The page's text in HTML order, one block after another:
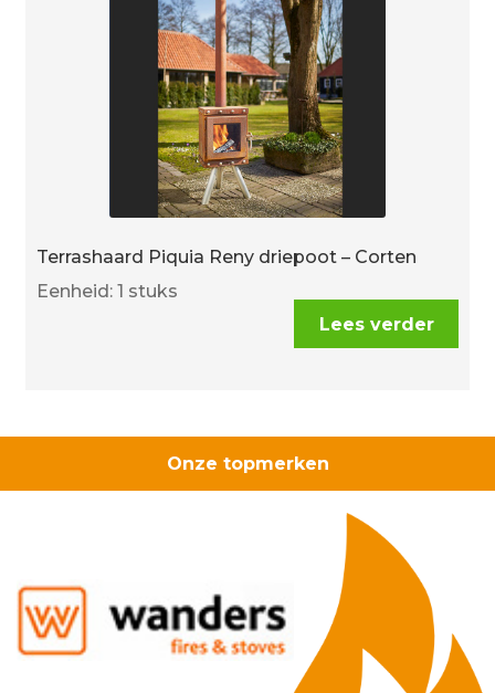
Terrashaard Piquia Reny driepoot – Corten
Eenheid: 1 stuks
Lees verder
Onze topmerken